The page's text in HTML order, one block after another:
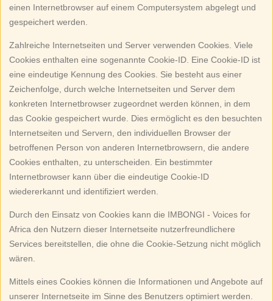
einen Internetbrowser auf einem Computersystem abgelegt und
gespeichert werden.
Zahlreiche Internetseiten und Server verwenden Cookies. Viele
Cookies enthalten eine sogenannte Cookie-ID. Eine Cookie-ID ist
eine eindeutige Kennung des Cookies. Sie besteht aus einer
Zeichenfolge, durch welche Internetseiten und Server dem
konkreten Internetbrowser zugeordnet werden können, in dem
das Cookie gespeichert wurde. Dies ermöglicht es den besuchten
Internetseiten und Servern, den individuellen Browser der
betroffenen Person von anderen Internetbrowsern, die andere
Cookies enthalten, zu unterscheiden. Ein bestimmter
Internetbrowser kann über die eindeutige Cookie-ID
wiedererkannt und identifiziert werden.
Durch den Einsatz von Cookies kann die IMBONGI - Voices for
Africa den Nutzern dieser Internetseite nutzerfreundlichere
Services bereitstellen, die ohne die Cookie-Setzung nicht möglich
wären.
Mittels eines Cookies können die Informationen und Angebote auf
unserer Internetseite im Sinne des Benutzers optimiert werden.